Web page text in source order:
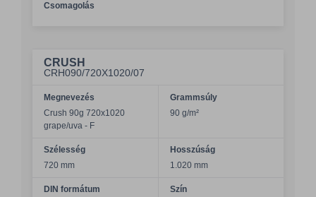
Csomagolás
CRUSH
CRH090/720X1020/07
Megnevezés
Crush 90g 720x1020
grape/uva - F
Grammsúly
90 g/m²
Szélesség
720 mm
Hosszúság
1.020 mm
DIN formátum
Szín